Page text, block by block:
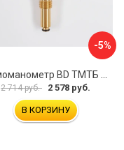
-5%
2 714 руб. 2 578 руб.
В КОРЗИНУ